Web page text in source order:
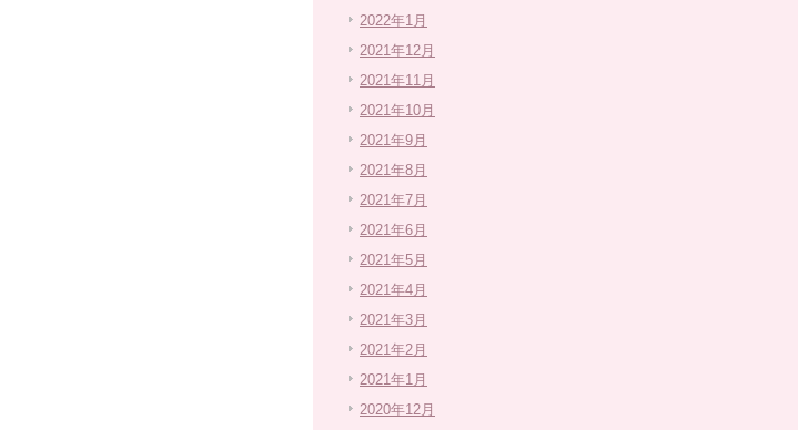
2022年1月
2021年12月
2021年11月
2021年10月
2021年9月
2021年8月
2021年7月
2021年6月
2021年5月
2021年4月
2021年3月
2021年2月
2021年1月
2020年12月